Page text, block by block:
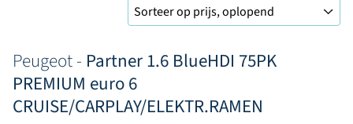
Peugeot - Partner 1.6 BlueHDI 75PK
PREMIUM euro 6
CRUISE/CARPLAY/ELEKTR.RAMEN